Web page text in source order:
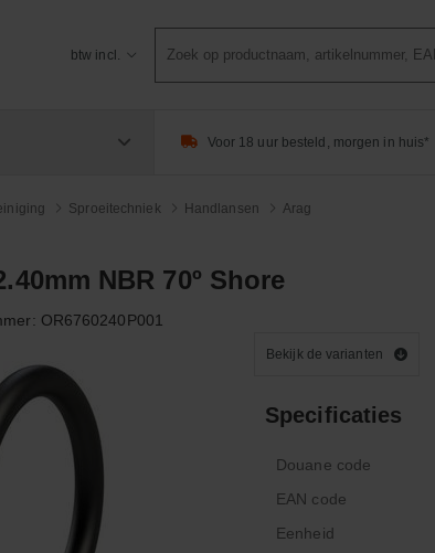
btw incl.
zoeken
Voor 18 uur besteld, morgen in huis*
Sproeitechniek Handlansen Arag
NBR 70º Shore
OR6760240P001
Bekijk de varianten
Specificaties
Douane code
EAN code
Eenheid